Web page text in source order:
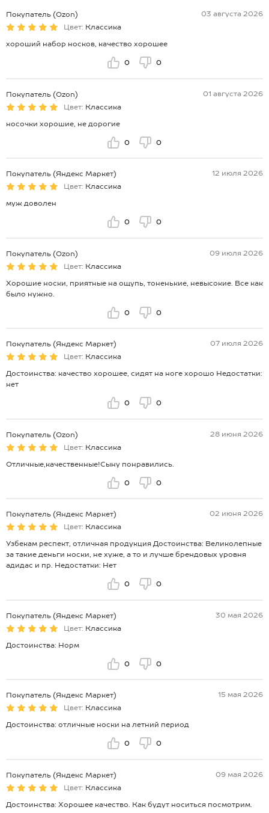
Покупатель (Ozon)
03 августа 2026
Цвет: Классика
хороший набор носков, качество хорошее
0 0
Покупатель (Ozon)
01 августа 2026
Цвет: Классика
носочки хорошие, не дорогие
0 0
Покупатель (Яндекс Маркет)
12 июля 2026
Цвет: Классика
муж доволен
0 0
Покупатель (Ozon)
09 июля 2026
Цвет: Классика
Хорошие носки, приятные на ощупь, тоненькие, невысокие. Все как
было нужно.
0 0
Покупатель (Яндекс Маркет)
07 июля 2026
Цвет: Классика
Достоинства: качество хорошее, сидят на ноге хорошо Недостатки:
нет
0 0
Покупатель (Ozon)
28 июня 2026
Цвет: Классика
Отличные,качественные!Сыну понравились.
0 0
Покупатель (Яндекс Маркет)
02 июня 2026
Цвет: Классика
Узбекам респект, отличная продукция Достоинства: Великолепные
за такие деньги носки, не хуже, а то и лучше брендовых уровня
адидас и пр. Недостатки: Нет
0 0
Покупатель (Яндекс Маркет)
30 мая 2026
Цвет: Классика
Достоинства: Норм
0 0
Покупатель (Яндекс Маркет)
15 мая 2026
Цвет: Классика
Достоинства: отличные носки на летний период
0 0
Покупатель (Яндекс Маркет)
09 мая 2026
Цвет: Классика
Достоинства: Хорошее качество. Как будут носиться посмотрим.